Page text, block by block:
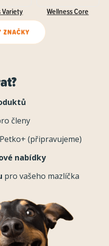
Variety Wellness Core
ZNAČKY
členy
(připravujeme)
nabídky
pro vašeho mazlíčka